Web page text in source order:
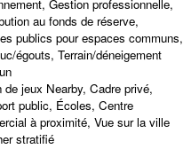
Gestion professionnelle,
au fonds de réserve,
publics pour espaces communs,
égouts, Terrain/déneigement
de jeux Nearby, Cadre privé,
public, Écoles, Centre
à proximité, Vue sur la ville
stratifié